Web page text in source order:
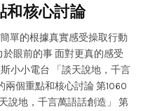
和核心討論
單的根據真實感受操取行動
眼前的事 面對更真的感受
小小電台 「談天說地，千言
個重點和核心討論 第1060
說地，千言萬語話創造」 第